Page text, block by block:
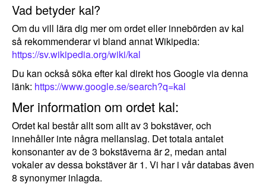
Vad betyder kal?
Om du vill lära dig mer om ordet eller innebörden av kal
så rekommenderar vi bland annat Wikipedia:
https://sv.wikipedia.org/wiki/kal
Du kan också söka efter kal direkt hos Google via denna
länk: https://www.google.se/search?q=kal
Mer information om ordet kal:
Ordet kal består allt som allt av 3 bokstäver, och
innehåller inte några mellanslag. Det totala antalet
konsonanter av de 3 bokstäverna är 2, medan antal
vokaler av dessa bokstäver är 1. Vi har i vår databas även
8 synonymer inlagda.